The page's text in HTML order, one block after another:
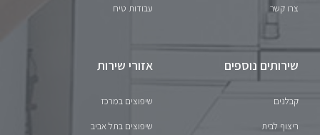
צרו קשר עבודות טיח
שירותים נוספים
קבלנים
ריצוף לבית
אזורי שירות
שיפוצים במרכז
שיפוצים בתל אביב